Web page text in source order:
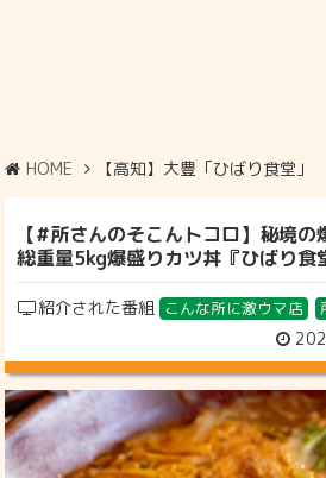
HOME 【高知】大豊「ひばり食堂」
【#所さんのそこんトコロ】秘境
総重量5kg爆盛りカツ丼『ひばり
紹介された番組 こんな所に激ウマ店